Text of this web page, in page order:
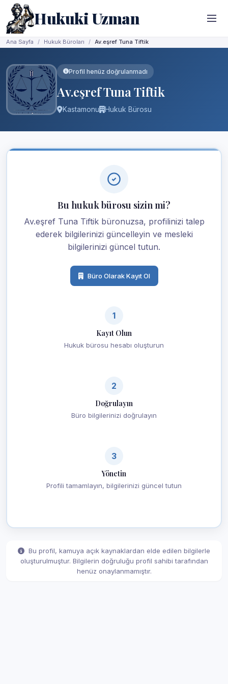
Hukuki Uzman
Ana Sayfa Hukuk Büroları Av.eşref Tuna Tiftik
Profil henüz doğrulanmadı
Av.eşref Tuna Tiftik
Kastamonu Hukuk Bürosu
Bu hukuk bürosu sizin mi?
Av.eşref Tuna Tiftik büronuzsa, profilinizi talep
ederek bilgilerinizi güncelleyin ve mesleki
bilgilerinizi güncel tutun.
Büro Olarak Kayıt Ol
1
Kayıt Olun
Hukuk bürosu hesabı oluşturun
2
Doğrulayın
Büro bilgilerinizi doğrulayın
3
Yönetin
Profili tamamlayın, bilgilerinizi güncel tutun
Bu profil, kamuya açık kaynaklardan elde edilen bilgilerle
oluşturulmuştur. Bilgilerin doğruluğu profil sahibi tarafından
henüz onaylanmamıştır.